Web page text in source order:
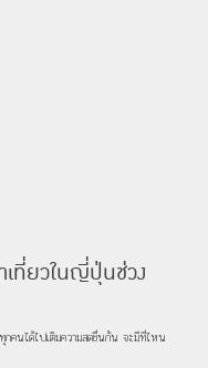
ที่ยวในญี่ปุ่นช่วง
คนได้ไปเติมความสดชื่นกัน จะมีที่ไหน